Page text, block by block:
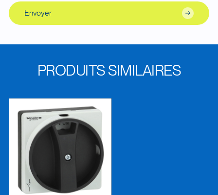
Envoyer
PRODUITS SIMILAIRES